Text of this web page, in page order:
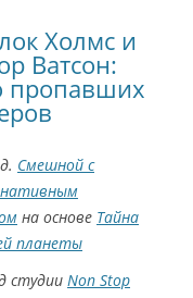
Холмс и
Ватсон:
пропавших
Смешной с
на основе Тайна
планеты
студии Non Stop